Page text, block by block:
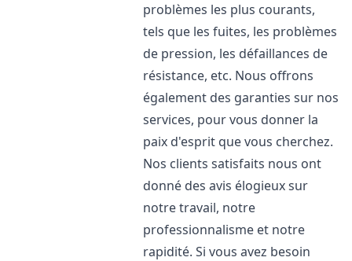
problèmes les plus courants,
tels que les fuites, les problèmes
de pression, les défaillances de
résistance, etc. Nous offrons
également des garanties sur nos
services, pour vous donner la
paix d'esprit que vous cherchez.
Nos clients satisfaits nous ont
donné des avis élogieux sur
notre travail, notre
professionnalisme et notre
rapidité. Si vous avez besoin